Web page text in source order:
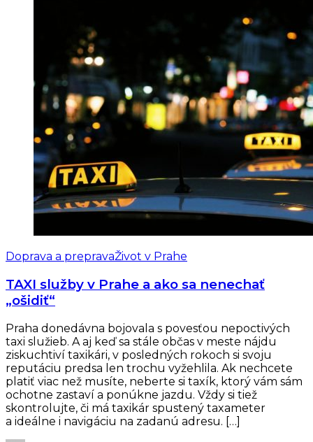
Doprava a prepravaŽivot v Prahe
TAXI služby v Prahe a ako sa nenechať
„ošidiť“
Praha donedávna bojovala s povesťou nepoctivých
taxi služieb. A aj keď sa stále občas v meste nájdu
ziskuchtiví taxikári, v posledných rokoch si svoju
reputáciu predsa len trochu vyžehlila. Ak nechcete
platiť viac než musíte, neberte si taxík, ktorý vám sám
ochotne zastaví a ponúkne jazdu. Vždy si tiež
skontrolujte, či má taxikár spustený taxameter
a ideálne i navigáciu na zadanú adresu. […]